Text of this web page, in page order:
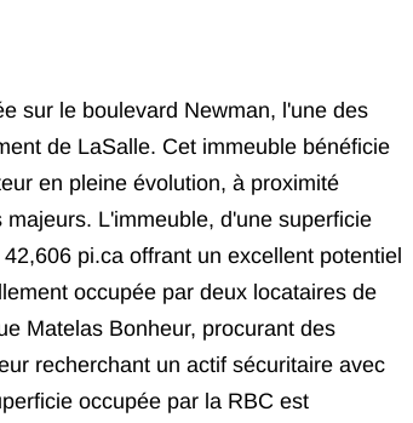
sur le boulevard Newman, l'une des
de LaSalle. Cet immeuble bénéficie
en pleine évolution, à proximité
L'immeuble, d'une superficie
pi.ca offrant un excellent potentiel
occupée par deux locataires de
Matelas Bonheur, procurant des
recherchant un actif sécuritaire avec
occupée par la RBC est